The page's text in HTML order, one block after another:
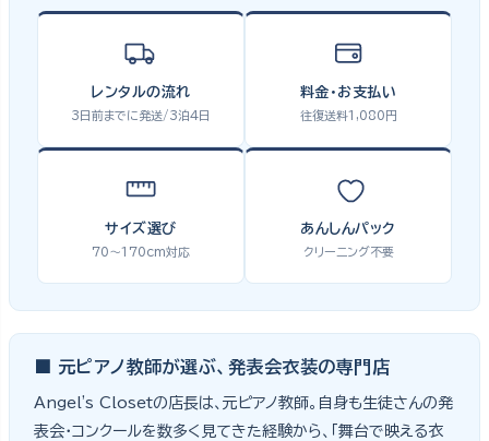
レンタルの流れ
3日前までに発送/3泊4日
料金・お支払い
往復送料1,080円
サイズ選び
70〜170cm対応
あんしんパック
クリーニング不要
■ 元ピアノ教師が選ぶ、発表会衣装の専門店
Angel's Closetの店長は、元ピアノ教師。自身も生徒さんの発
表会・コンクールを数多く見てきた経験から、「舞台で映える衣